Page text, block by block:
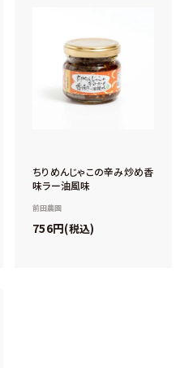
ちりめんじゃこの辛み炒め香
味ラー油風味
前田農園
756 税込